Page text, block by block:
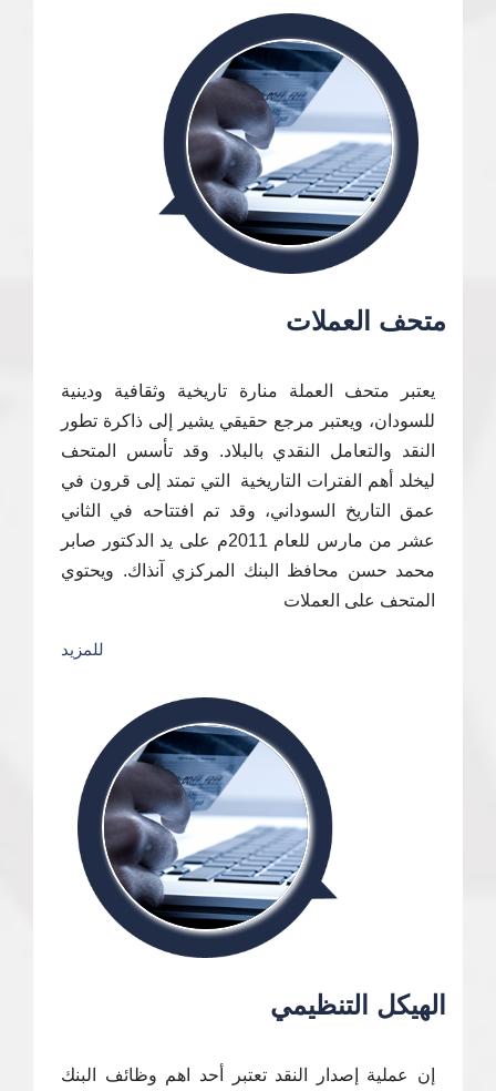
متحف العملات
يعتبر متحف العملة منارة تاريخية وثقافية ودينية
للسودان، ويعتبر مرجع حقيقي يشير إلى ذاكرة تطور
النقد والتعامل النقدي بالبلاد. وقد تأسس المتحف
ليخلد أهم الفترات التاريخية التي تمتد إلى قرون في
عمق التاريخ السوداني، وقد تم افتتاحه في الثاني
عشر من مارس للعام 2011م على يد الدكتور صابر
محمد حسن محافظ البنك المركزي آنذاك. ويحتوي
المتحف على العملات
للمزيد
الهيكل التنظيمي
إن عملية إصدار النقد تعتبر أحد اهم وظائف البنك